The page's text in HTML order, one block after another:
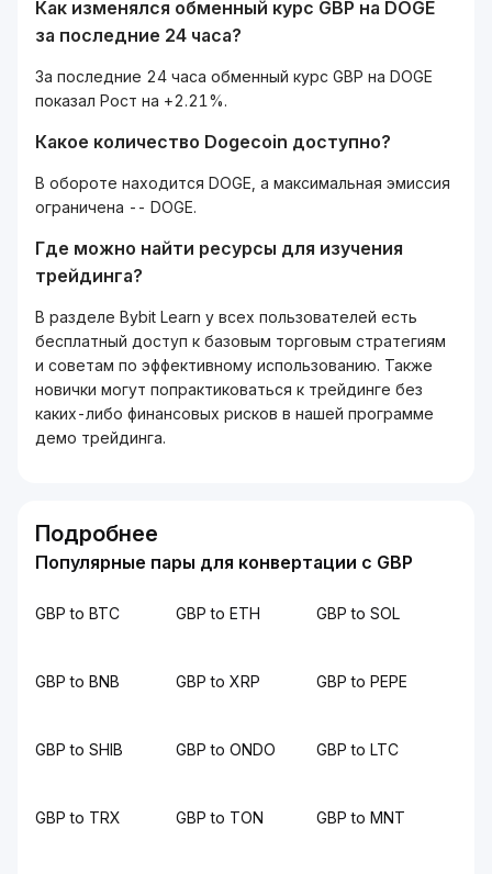
Как изменялся обменный курс GBP на DOGE
за последние 24 часа?
За последние 24 часа обменный курс GBP на DOGE
показал Рост на +2.21%.
Какое количество Dogecoin доступно?
В обороте находится DOGE, а максимальная эмиссия
ограничена -- DOGE.
Где можно найти ресурсы для изучения
трейдинга?
В разделе Bybit Learn у всех пользователей есть
бесплатный доступ к базовым торговым стратегиям
и советам по эффективному использованию. Также
новички могут попрактиковаться к трейдинге без
каких-либо финансовых рисков в нашей программе
демо трейдинга.
Подробнее
Популярные пары для конвертации с GBP
GBP to BTC GBP to ETH GBP to SOL
GBP to BNB GBP to XRP GBP to PEPE
GBP to SHIB GBP to ONDO GBP to LTC
GBP to TRX GBP to TON GBP to MNT